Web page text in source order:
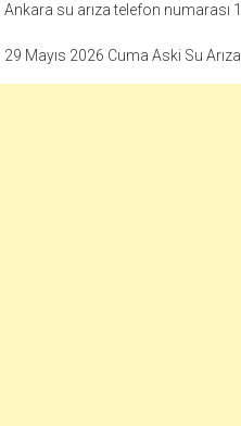
Ankara su arıza telefon numarası
29 Mayıs 2026 Cuma Aski Su